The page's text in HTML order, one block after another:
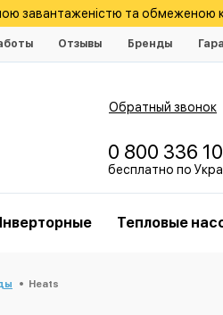
завантаженістю та
Отзывы Бренды
Обратный звонок
0 800 336
бесплатно по
Тепловые
Heats